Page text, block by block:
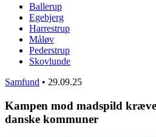
Ballerup
Egebjerg
Harrestrup
Måløv
Pederstrup
Skovlunde
Samfund • 29.09.25
Kampen mod madspild
danske kommuner